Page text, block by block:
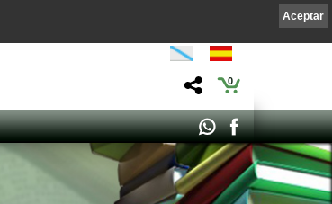
0
Aceptar